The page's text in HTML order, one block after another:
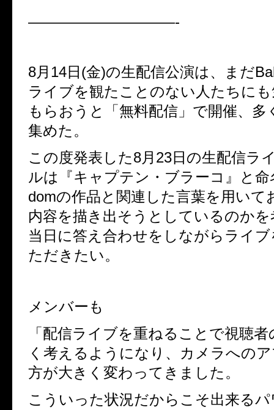
——————————-
8月 14日 (金)の生配信公演は、まだ
ライブを観たことのない人たちに
もらおうと「無料配信」で開催、多
集めた。
この度発表した8月 23日の生配信ラ
ルは『キャプテン・ブラーコ』と命
domの作品と関連した言葉を用いて
内容を描き出そうとしているのか
当日に答え合わせをしながらライ
ただきたい。
メンバーも
「配信ライブを重ねることで視聴
く考えるようになり、カメラへの
方が大きく変わってきました。
こういった状況だからこそ出来る